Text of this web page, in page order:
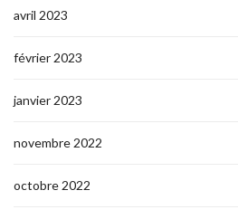
avril 2023
février 2023
janvier 2023
novembre 2022
octobre 2022